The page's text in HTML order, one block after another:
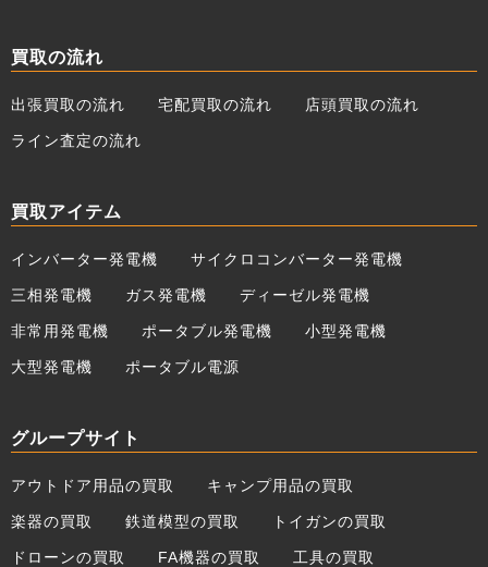
買取の流れ
出張買取の流れ 宅配買取の流れ 店頭買取の流れ
ライン査定の流れ
買取アイテム
インバーター発電機 サイクロコンバーター発電機
三相発電機 ガス発電機 ディーゼル発電機
非常用発電機 ポータブル発電機 小型発電機
大型発電機 ポータブル電源
グループサイト
アウトドア用品の買取 キャンプ用品の買取
楽器の買取 鉄道模型の買取 トイガンの買取
ドローンの買取 FA機器の買取 工具の買取